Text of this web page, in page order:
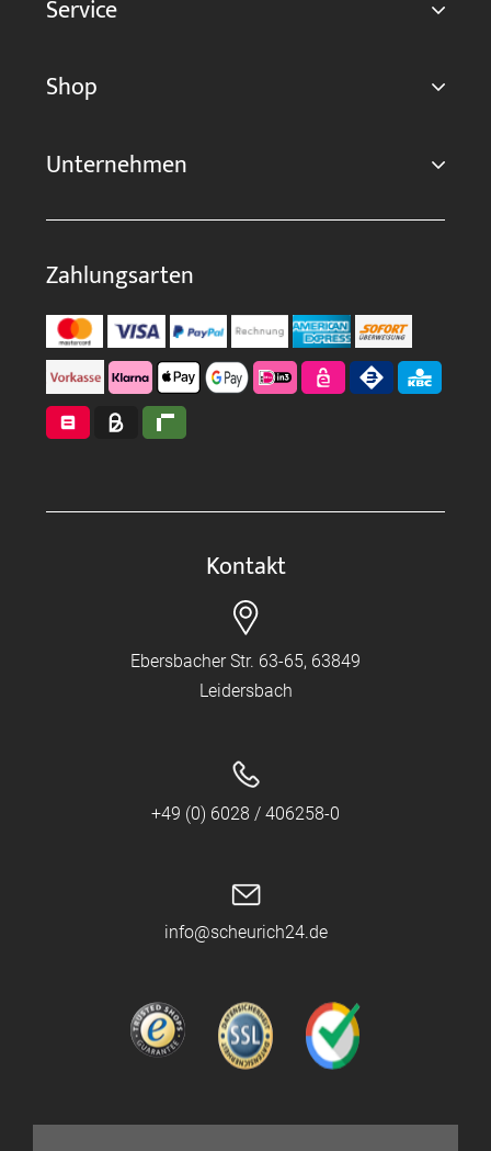
Service
Shop
Unternehmen
Zahlungsarten
Kontakt
Ebersbacher Str. 63-65, 63849
Leidersbach
+49 (0) 6028 / 406258-0
info@scheurich24.de